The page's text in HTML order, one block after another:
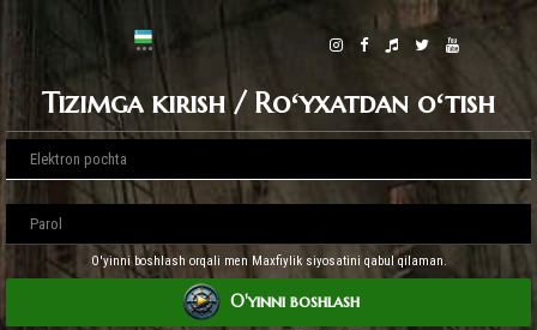
Tizimga kirish / Roʻyxatdan oʻtish
O'yinni boshlash orqali men Maxfiylik siyosatini qabul qilaman.
O'yinni boshlash